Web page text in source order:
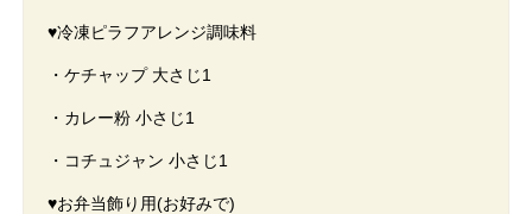
♥冷凍ピラフアレンジ調味料
・ケチャップ 大さじ1
・カレー粉 小さじ1
・コチュジャン 小さじ1
♥お弁当飾り用(お好みで)